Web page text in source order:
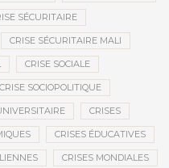
SÉCURITAIRE
CRISE SÉCURITAIRE MALI
CRISE SOCIALE
CRISE SOCIOPOLITIQUE
CRISES
CRISES ÉDUCATIVES
CRISES MONDIALES